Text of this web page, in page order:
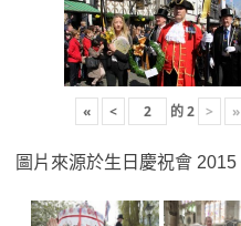
« < 的2 > »
圖片來源於生日慶祝會 2015